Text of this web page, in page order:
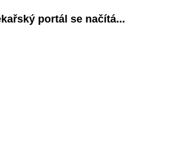
portál se načítá...